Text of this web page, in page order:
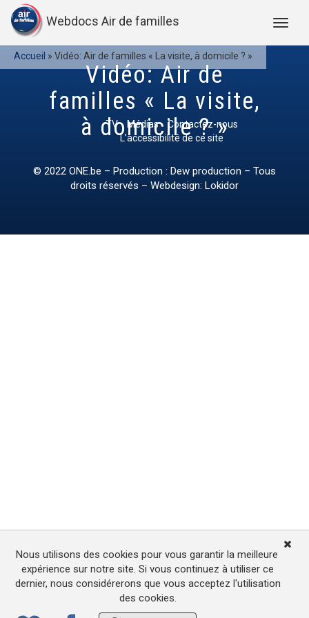
Webdocs Air de familles
Accueil » Vidéo: Air de familles « La visite, à domicile ? »
Vidéo: Air de
familles « La visite,
à domicile ? »
TV Médias
Contactez-nous
L’accessibilité de ce site
© 2022 ONE.be – Production : Dew production – Tous
droits réservés – Webdesign: Lokidor
Nous utilisons des cookies pour vous garantir la meilleure
expérience sur notre site. Si vous continuez à utiliser ce
dernier, nous considérerons que vous acceptez l'utilisation
des cookies.